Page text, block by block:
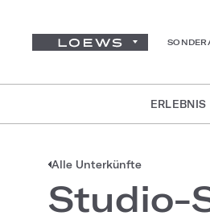
ERLEBNIS
Alle Unterkünfte
Studio-